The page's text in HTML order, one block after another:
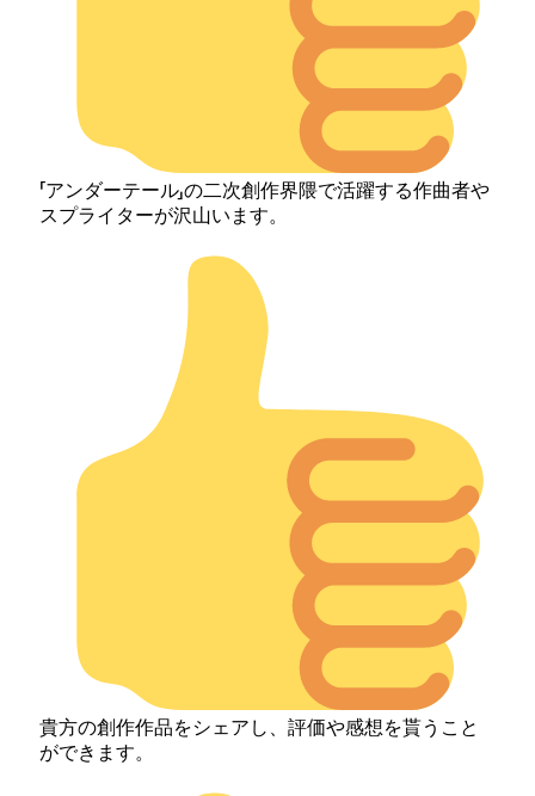
「アンダーテール」の二次創作界隈で活躍する作曲者や
スプライターが沢山います。
貴方の創作作品をシェアし、評価や感想を貰うこと
ができます。